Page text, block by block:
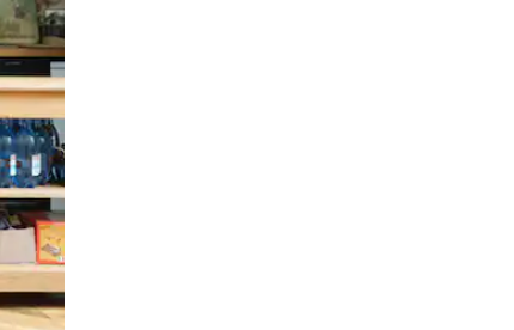
y deslizando la pantalla.